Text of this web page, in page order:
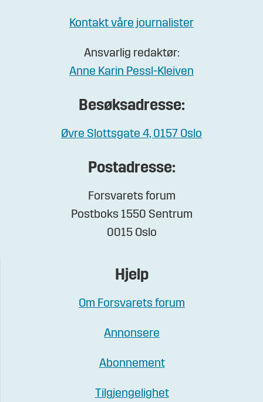
Kontakt våre journalister
Ansvarlig redaktør:
Anne Karin Pessl-Kleiven
Besøksadresse:
Øvre Slottsgate 4, 0157 Oslo
Postadresse:
Forsvarets forum
Postboks 1550 Sentrum
0015 Oslo
Hjelp
Om Forsvarets forum
Annonsere
Abonnement
Tilgjengelighet